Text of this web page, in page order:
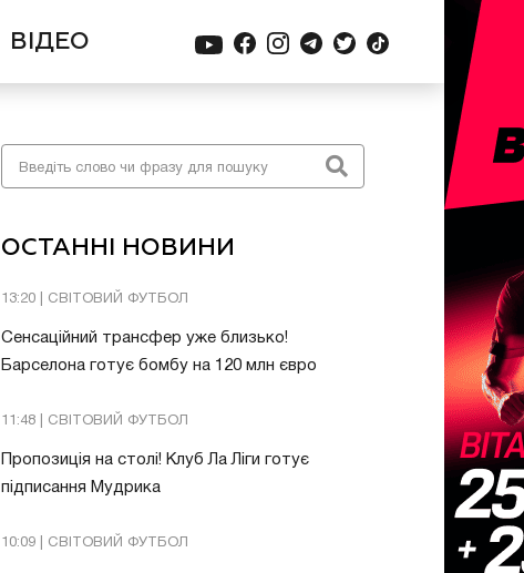
ВІДЕО
ОСТАННІ НОВИНИ
13:20 | СВІТОВИЙ ФУТБОЛ
Сенсаційний трансфер уже близько!
Барселона готує бомбу на 120 млн євро
11:48 | СВІТОВИЙ ФУТБОЛ
Пропозиція на столі! Клуб Ла Ліги готує
підписання Мудрика
10:09 | СВІТОВИЙ ФУТБОЛ